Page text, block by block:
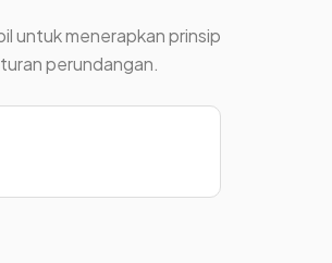
untuk menerapkan prinsip
perundangan.